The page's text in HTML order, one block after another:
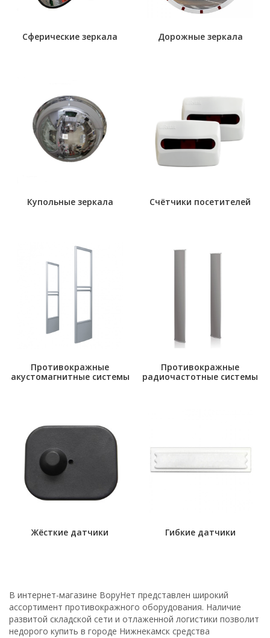
Сферические зеркала Дорожные зеркала
Купольные зеркала Счётчики посетителей
Противокражные
акустомагнитные системы
Противокражные
радиочастотные системы
Жёсткие датчики Гибкие датчики
В интернет-магазине ВоруНет представлен широкий
ассортимент противокражного оборудования. Наличие
развитой складской сети и отлаженной логистики позволит
недорого купить в городе Нижнекамск средства